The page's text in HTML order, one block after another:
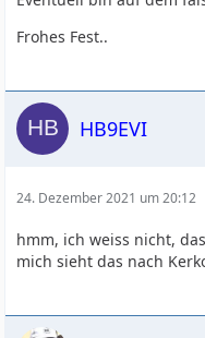
Frohes Fest..
HB9EVI
24. Dezember 2021 um 20:12
hmm, ich weiss nicht,
mich sieht das nach